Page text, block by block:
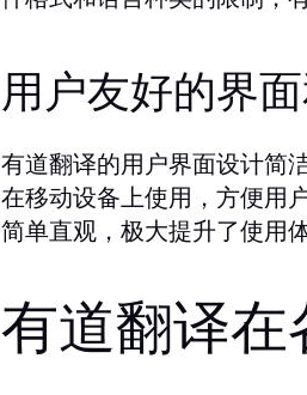
用户友好的界
有道翻译的用户界面设计简
在移动设备上使用，方便用
简单直观，极大提升了使用体
有道翻译在